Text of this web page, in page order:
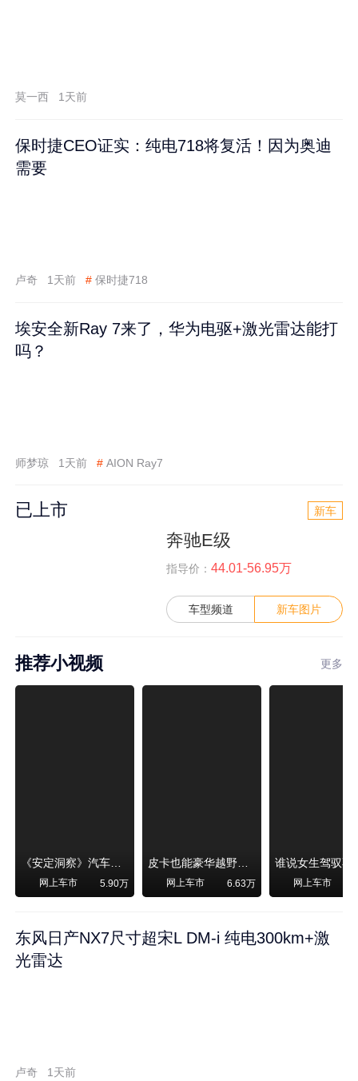
莫一西 1天前
保时捷CEO证实：纯电718将复活！因为奥迪
需要
卢奇 1天前 # 保时捷718
埃安全新Ray 7来了，华为电驱+激光雷达能打
吗？
师梦琼 1天前 # AION Ray7
已上市 新车
奔驰E级
指导价： 44.01-56.95万
车型频道 新车图片
推荐小视频 更多
《安定洞察》汽车烧不烧油，和石油安全无关！
网上车市 5.90万
皮卡也能豪华越野！纵横F700上市，限时卖29.99万起
网上车市 6.63万 网上车市
东风日产NX7尺寸超宋L DM-i 纯电300km+激
光雷达
卢奇 1天前